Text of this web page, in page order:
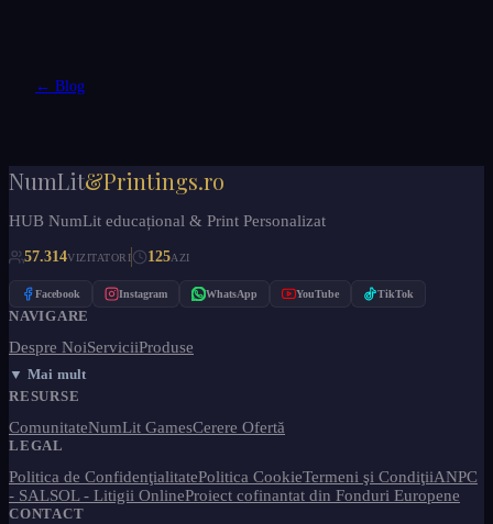
← Blog
NumLit&Printings.ro
HUB NumLit educațional & Print Personalizat
57.314VIZITATORI 125AZI
Facebook Instagram WhatsApp YouTube TikTok
NAVIGARE
Despre NoiServiciiProduse
▼ Mai mult
RESURSE
ComunitateNumLit GamesCerere Ofertă
LEGAL
Politica de ConfidenţialitatePolitica CookieTermeni şi CondiţiiANPC
- SALSOL - Litigii OnlineProiect cofinantat din Fonduri Europene
CONTACT